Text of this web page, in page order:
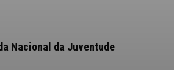
Nacional da Juventude